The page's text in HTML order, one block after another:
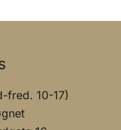
fred. 10-17)